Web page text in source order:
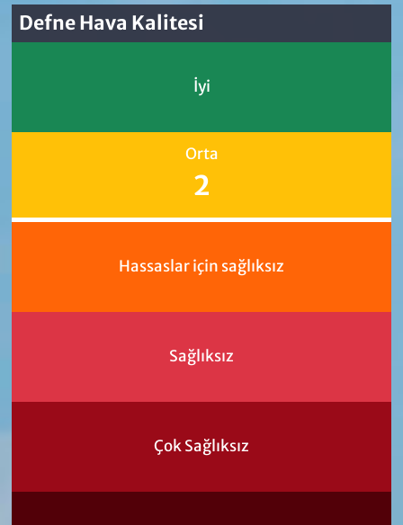
Defne Hava Kalitesi
İyi
Orta
2
Hassaslar için sağlıksız
Sağlıksız
Çok Sağlıksız